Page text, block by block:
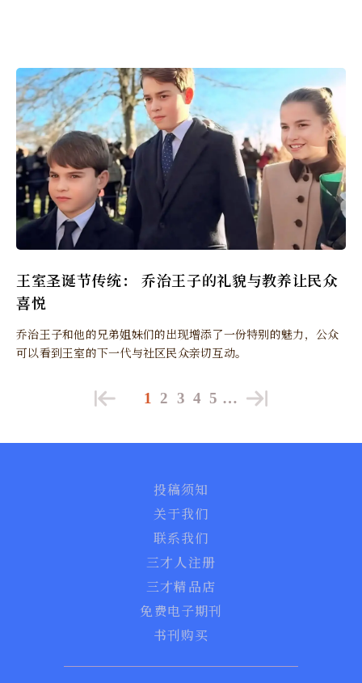
王室圣诞节传统： 乔治王子的礼貌与教养让民众
喜悦
乔治王子和他的兄弟姐妹们的出现增添了一份特别的魅力，公众
可以看到王室的下一代与社区民众亲切互动。
1 2 3 4 5 …
投稿须知
关于我们
联系我们
三才人注册
三才精品店
免费电子期刊
书刊购买